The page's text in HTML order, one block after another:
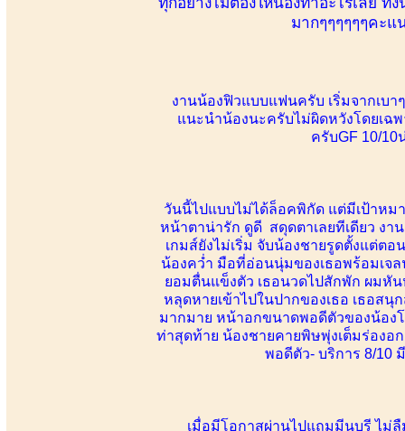
มากๆๆๆๆๆๆคะแ
งานน้องฟิวแบบแฟนครับ เริ่มจากเบ
แนะนำน้องนะครับไม่ผิดหวังโดยเฉ
ครับGF 10/10
วันนี้ไปแบบไม่ได้ล็อคพิกัด แต่มีเป้าหม
หน้าตาน่ารัก ดูดี สดุดตาเลยทีเดียว งา
เกมส์ยังไม่เริ่ม จับน้องชายรูดตั้งแต่ต
น้องคว่ำ มือที่อ่อนนุ่มของเธอพร้อมเจ
ยอมตื่นแข็งตัว เธอนวดไปสักพัก ผมหั
หลุดหายเข้าไปในปากของเธอ เธอส
มากมาย หน้าอกขนาดพอดีตัวของน้อง
ท่าสุดท้าย น้องชายคายพิษพุ่งเต็มร่องอ
พอดีตัว- บริการ 8/10
เมื่อมีโอกาสผ่านไปแถมมีนบุรี ไม่ลื